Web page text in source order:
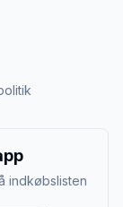
indkøbslisten